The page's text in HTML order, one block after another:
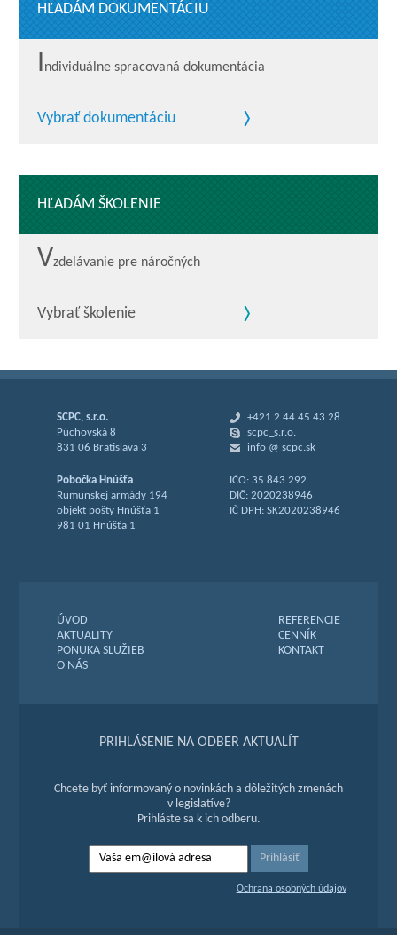
HĽADÁM DOKUMENTÁCIU
Individuálne spracovaná dokumentácia
Vybrať dokumentáciu
HĽADÁM ŠKOLENIE
Vzdelávanie pre náročných
Vybrať školenie
SCPC, s.r.o.
Púchovská 8
831 06 Bratislava 3
Pobočka Hnúšťa
Rumunskej armády 194
objekt pošty Hnúšťa 1
981 01 Hnúšťa 1
+421 2 44 45 43 28
scpc_s.r.o.
info @ scpc.sk
IČO: 35 843 292
DIČ: 2020238946
IČ DPH: SK2020238946
ÚVOD
AKTUALITY
PONUKA SLUŽIEB
O NÁS
REFERENCIE
CENNÍK
KONTAKT
PRIHLÁSENIE NA ODBER AKTUALÍT
Chcete byť informovaný o novinkách a dôležitých zmenách
v legislatíve?
Prihláste sa k ich odberu.
Ochrana osobných údajov